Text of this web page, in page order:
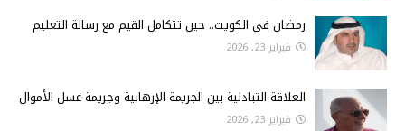
رمضان في الكويت.. حين تتكامل القيم مع رسالة التعليم
فبراير 23, 2026
العلاقة التبادلية بين الجريمة الإرهابية وجريمة غسل الأموال
فبراير 23, 2026